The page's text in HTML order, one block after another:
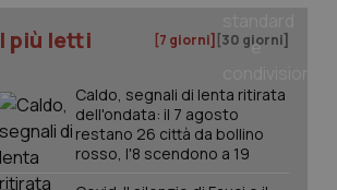
I più letti [7 giorni] [30 giorni]
Caldo, segnali di lenta ritirata
dell'ondata: il 7 agosto
restano 26 città da bollino
rosso, l'8 scendono a 19